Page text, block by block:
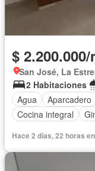
$
San José, La
2 Habitaciones
Agua
Aparcadero
Cocina integral
Hace 2 días, 22 horas